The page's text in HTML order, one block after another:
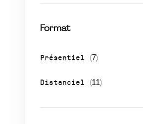
Format
Présentiel (7)
Distanciel (11)